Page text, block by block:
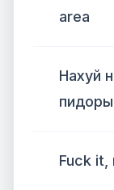
area
Нахуй
пидоры,
Fuck it,